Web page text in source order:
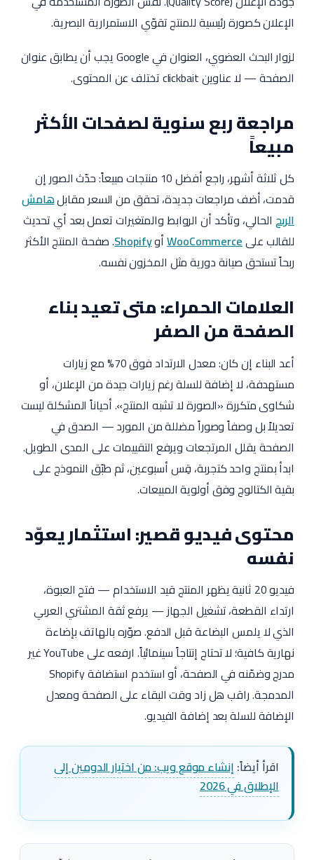
الإعلان كصورة رئيسية للمنتج تقوّي الاستمرارية البصرية.
لزوار البحث العضوي، العنوان في Google يجب أن يطابق عنوان
الصفحة — لا عناوين clickbait تختلف عن المحتوى.
مراجعة ربع سنوية لصفحات الأكثر
مبيعاً
كل ثلاثة أشهر، راجع أفضل 10 منتجات مبيعاً: حدّث الصور إن
قدمت، أضف مراجعات جديدة، تحقق من السعر مقابلهامش
الربح الحالي، وتأكد أن الروابط والمتغيرات تعمل بعد أي تحديث
للقالب علىWooCommerceأوShopify. صفحة المنتج الأكثر
ربحاً تستحق صيانة دورية مثل المخزون نفسه.
العلامات الحمراء: متى تعيد بناء
الصفحة من الصفر
أعد البناء إن كان: معدل الارتداد فوق 70% مع زيارات
مستهدفة، لا إضافة للسلة رغم زيارات جيدة من الإعلان، أو
شكاوى متكررة «الصورة لا تشبه المنتج». أحياناً المشكلة ليست
تعديلاً بل وصفاً وصوراً مضللة من المورد — الصدق في
الصفحة يقلل المرتجعات ويرفع التقييمات على المدى الطويل.
ابدأ بمنتج واحد كتجربة، قِس أسبوعين، ثم طبّق النموذج على
بقية الكتالوج وفق أولوية المبيعات.
محتوى فيديو قصير: استثمار يعوّد
نفسه
فيديو 20 ثانية يظهر المنتج قيد الاستخدام — فتح العبوة،
ارتداء القطعة، تشغيل الجهاز — يرفع ثقة المشتري العربي
الذي لا يلمس البضاعة قبل الدفع. صوّره بالهاتف بإضاءة
نهارية كافية؛ لا تحتاج إنتاجاً سينمائياً. ارفعه على YouTube غير
مدرج وضمّنه في الصفحة، أو استخدم استضافة Shopify
المدمجة. راقب هل زاد وقت البقاء على الصفحة ومعدل
الإضافة للسلة بعد إضافة الفيديو.
اقرأ أيضاً: إنشاء موقع ويب: من اختيار الدومين إلى
الإطلاق في 2026